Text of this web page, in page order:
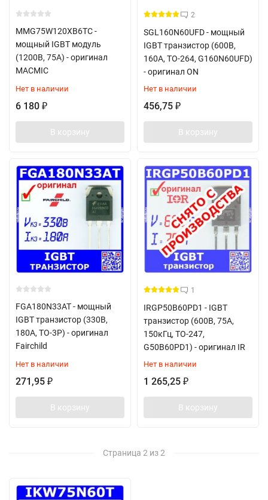
MMG75W120XB6TC -
мощный IGBT модуль
(1200В, 75А) - оригинал
MACMIC
Нет в наличии
6 180 ₽
В корзину
2
SGL160N60UFD - мощный
IGBT транзистор (600В,
160А, TO-264, G160N60UFD)
- оригинал ON
Нет в наличии
456,75 ₽
В корзину
FGA180N33AT - мощный
IGBT транзистор (330В,
180А, TO-3P) - оригинал
Fairchild
Нет в наличии
271,95 ₽
В корзину
1
IRGP50B60PD1 - IGBT
транзистор (600В, 75А,
150кГц, TO-247,
G50B60PD1) - оригинал IR
Нет в наличии
1 265,25 ₽
В корзину
Страница 2 из 2